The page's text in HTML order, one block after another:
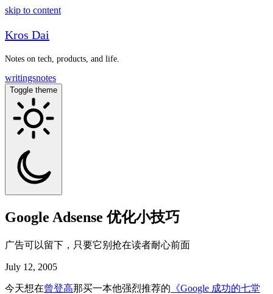
skip to content
Kros Dai
Notes on tech, products, and life.
writingsnotes
Toggle theme
Google Adsense 优化小技巧
广告可以留下，只要它别抢在读者耐心前面
July 12, 2005
今天想在曾登高那买一本他强烈推荐的 《Google 成功的七堂